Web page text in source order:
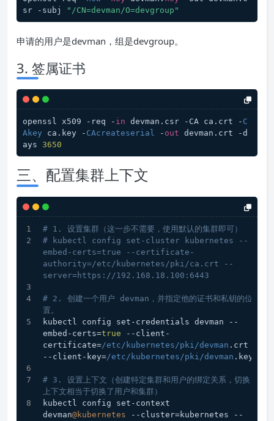
sr -subj
"/CN=devman/O=devgroup"
申请的用户是devman，组是devgroup。
3. 签属证书
openssl x509 -req - in devman.csr -CA ca.crt - C
Akey ca.key - CAcreateserial - out devman.crt -d
ays 3650
三、配置集群上下文
# 1. 设置集群（这一步不需要，使用默认的集群即可）
# kubectl config set-cluster kubernetes --
embed-certs=true --certificate-
authority=/etc/kubernetes/pki/ca.crt --
server=https://192.168.18.100:6443
# 2. 创建一个用户 devman，并指定他的证书和私钥的位
置。
kubectl config set-credentials devman --
embed-certs=true --client-
certificate=/etc/kubernetes/pki/devman .crt
--client-key=/etc/kubernetes/pki/devman .key
# 3. 设置上下文（创建特定集群和用户的绑定关系，切换
上下文相当于切换了用户和集群）
kubectl config set-context
devman@kubernetes --cluster=kubernetes --